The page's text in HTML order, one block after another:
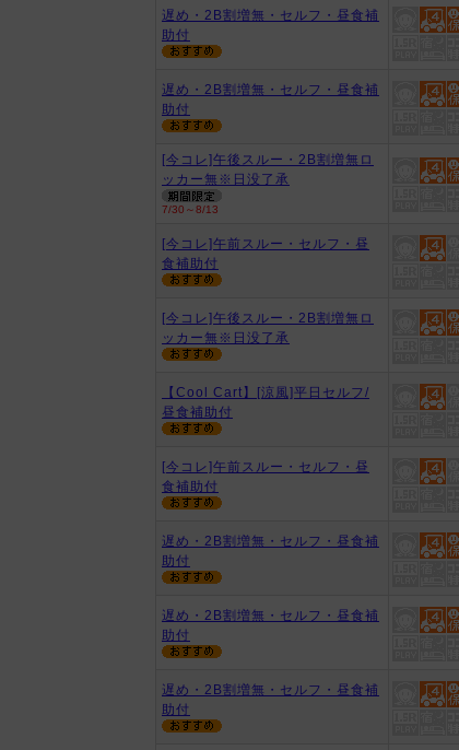
遅め・2B割増無・セルフ・昼食補
助付
遅め・2B割増無・セルフ・昼食補
助付
[今コレ]午後スルー・2B割増無ロ
ッカー無※日没了承
7/30～8/13
[今コレ]午前スルー・セルフ・昼
食補助付
[今コレ]午後スルー・2B割増無ロ
ッカー無※日没了承
【Cool Cart】[涼風]平日セルフ/
昼食補助付
[今コレ]午前スルー・セルフ・昼
食補助付
遅め・2B割増無・セルフ・昼食補
助付
遅め・2B割増無・セルフ・昼食補
助付
遅め・2B割増無・セルフ・昼食補
助付